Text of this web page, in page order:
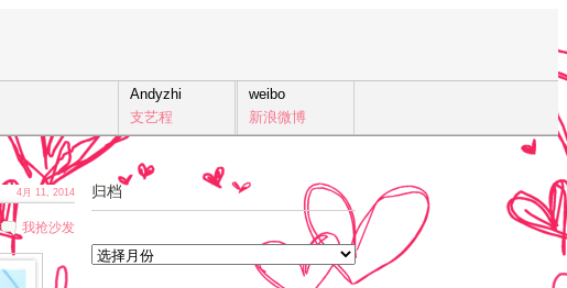
weibo
新浪微博
Andyzhi
支艺程
我抢沙发
4月 11, 2014 归档
档